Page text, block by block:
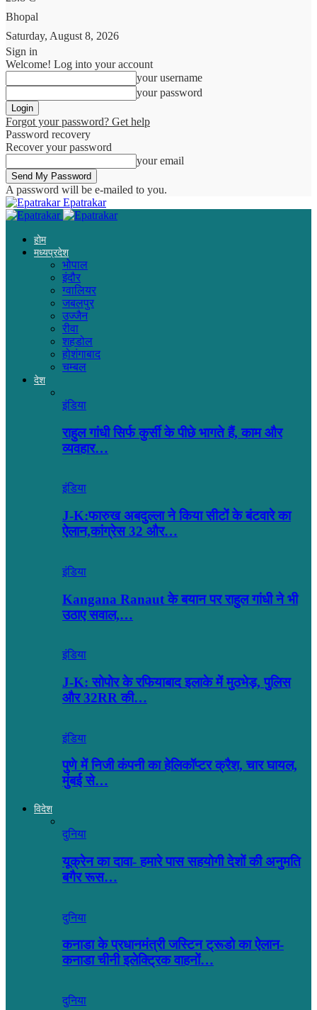
Bhopal
Saturday, August 8, 2026
Sign in
Welcome! Log into your account
your username
your password
Forgot your password? Get help
Password recovery
Recover your password
your email
A password will be e-mailed to you.
Epatrakar
होम
मध्यप्रदेश
भोपाल
इंदौर
ग्वालियर
जबलपुर
उज्जैन
रीवा
शहडोल
होशंगाबाद
चम्बल
देश
इंडिया
राहुल गांधी सिर्फ कुर्सी के पीछे भागते हैं, काम और
व्यवहार…
इंडिया
J-K:फारुख अबदुल्ला ने किया सीटों के बंटवारे का
ऐलान,कांग्रेस 32 और…
इंडिया
Kangana Ranaut के बयान पर राहुल गांधी ने भी
उठाए सवाल,…
इंडिया
J-K: सोपोर के रफियाबाद इलाके में मुठभेड़, पुलिस
और 32RR की…
इंडिया
पुणे में निजी कंपनी का हेलिकॉप्टर क्रैश, चार घायल,
मुंबई से…
विदेश
दुनिया
यूक्रेन का दावा- हमारे पास सहयोगी देशों की अनुमति
बगैर रूस…
दुनिया
कनाडा के प्रधानमंत्री जस्टिन ट्रूडो का ऐलान-
कनाडा चीनी इलेक्ट्रिक वाहनों…
दुनिया